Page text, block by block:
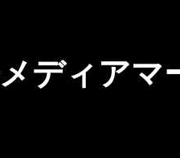
ディアマ